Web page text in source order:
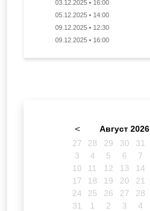
03.12.2025 • 16:00
05.12.2025 • 14:00
09.12.2025 • 12:30
09.12.2025 • 16:00
< Август 2026
27 28 29 30 31
3
4 5 6 7
10
11 12 13 14
17
18 19 20 21
24
25 26 27 28
31
1 2 3 4